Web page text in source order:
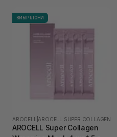
ВИБІР ІЛОНИ
AROCELL AROCELL SUPER COLLAGEN
AROCELL Super Collagen